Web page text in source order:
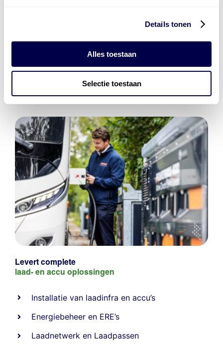
Details tonen
Alles toestaan
Selectie toestaan
Levert complete
laad- en accu oplossingen
Installatie van laadinfra en accu’s
Energiebeheer en ERE’s
Laadnetwerk en Laadpassen